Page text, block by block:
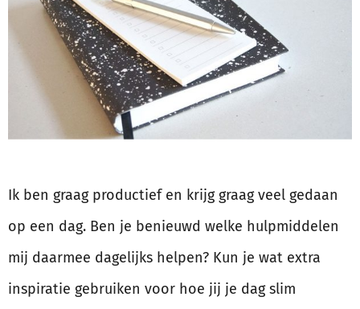
Ik ben graag productief en krijg graag veel gedaan
op een dag. Ben je benieuwd welke hulpmiddelen
mij daarmee dagelijks helpen? Kun je wat extra
inspiratie gebruiken voor hoe jij je dag slim